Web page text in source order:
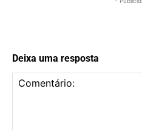
Deixa uma resposta